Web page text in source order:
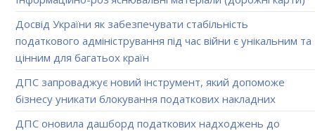
Досвід України як забезпечувати стабільність
податкового адміністрування під час війни є унікальним та
цінним для багатьох країн
ДПС запроваджує новий інструмент, який допоможе
бізнесу уникати блокування податкових накладних
ДПС оновила дашборд податкових надходжень до